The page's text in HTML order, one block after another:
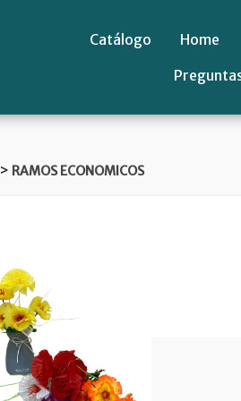
Catálogo Home
> RAMOS ECONOMICOS